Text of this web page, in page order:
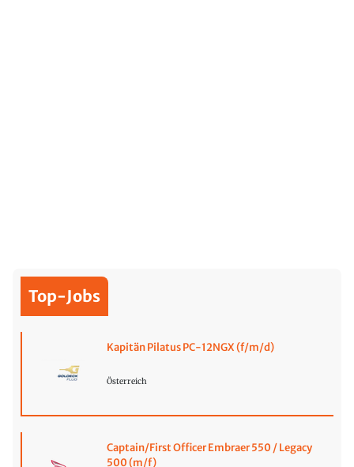
Top-Jobs
Kapitän Pilatus PC-12NGX (f/m/d)
Österreich
Captain/First Officer Embraer 550 / Legacy
500 (m/f)